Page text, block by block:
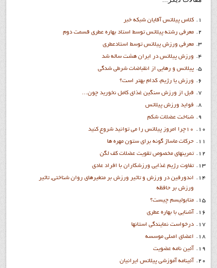
کلاس پيلاتس آقايان شبکه خبر
معرفي رشته پيلاتس توسط استاد بهاره عطري قسمت دوم
معرفي ورزش پيلاتس توسط استادعطري
ورزش پيلاتس در ایران هشت ساله شد
پیلاتس و رهایی از انقباضات شرطی شدگی
ورزش يا رژيم، كدام بهتر است؟
قبل از ورزش سنگین غذای کامل نخوريد چون...
فواید ورزش پيلاتس
شناخت عضلات شکم
10چرا امروز پيلاتس را مي توانيد شروع کنيد
حرکات ماساژ گونه براي ستون مهره ها
تمرينهاي مخصوص تقويت عضلات كف لگن
تفاوت رژيم غذايي ورزشكاران با افراد عادي
اندورفین در ورزش و تاثیر ورزش بر متغیرهای روان شناختی, تاثیر
ورزش بر حافظه
متابولیسم چیست؟
آشنايي با بهاره عطري
درخواست نمايندگي استانها
اعضاي اصلي موسسه
آئين نامه عضويت
آئينامه آموزشي پيلاتس ايرانيان